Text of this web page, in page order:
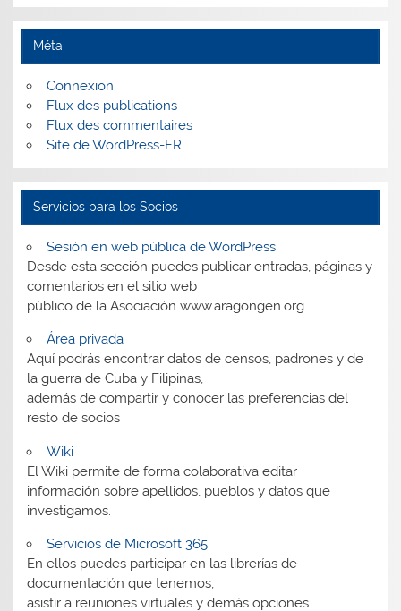
Méta
Connexion
Flux des publications
Flux des commentaires
Site de WordPress-FR
Servicios para los Socios
Sesión en web pública de WordPress
Desde esta sección puedes publicar entradas, páginas y
comentarios en el sitio web
público de la Asociación www.aragongen.org.
Área privada
Aquí podrás encontrar datos de censos, padrones y de
la guerra de Cuba y Filipinas,
además de compartir y conocer las preferencias del
resto de socios
Wiki
El Wiki permite de forma colaborativa editar
información sobre apellidos, pueblos y datos que
investigamos.
Servicios de Microsoft 365
En ellos puedes participar en las librerías de
documentación que tenemos,
asistir a reuniones virtuales y demás opciones